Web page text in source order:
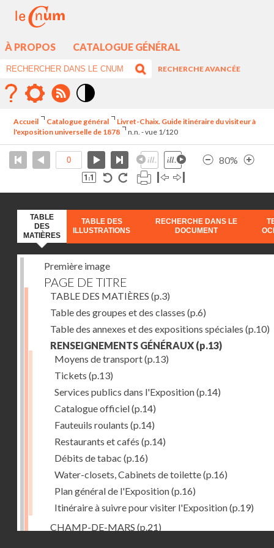
À PROPOS CATALOGUE GÉNÉRAL
RECHERCHE AVANCÉE
élévé
Accueil Catalogue général
Livret-Chaix. Guide itinéraire du visiteur à
l'exposition universelle de 1878
n.n. - vue 1/120
80%
TABLE
DES
MATIÈRES
TABLE DES
ILLUSTRATIONS
RECHERCHE DANS LE
DOCUMENT
Première image
PAGE DE TITRE
TABLE DES MATIÈRES (p.3)
Table des groupes et des classes (p.6)
Table des annexes et des expositions spéciales (p.10)
RENSEIGNEMENTS GÉNÉRAUX (p.13)
Moyens de transport(p.13)
Tickets (p.13)
Services publics dans l'Exposition(p.14)
Catalogue officiel(p.14)
Fauteuils roulants (p.14)
Restaurants et cafés (p.14)
Débits de tabac (p.16)
Water-closets, Cabinets de toilette(p.16)
Plan général de l'Exposition(p.16)
Itinéraire à suivre pour visiter l'Exposition(p.19)
CHAMP-DE-MARS (p.21)